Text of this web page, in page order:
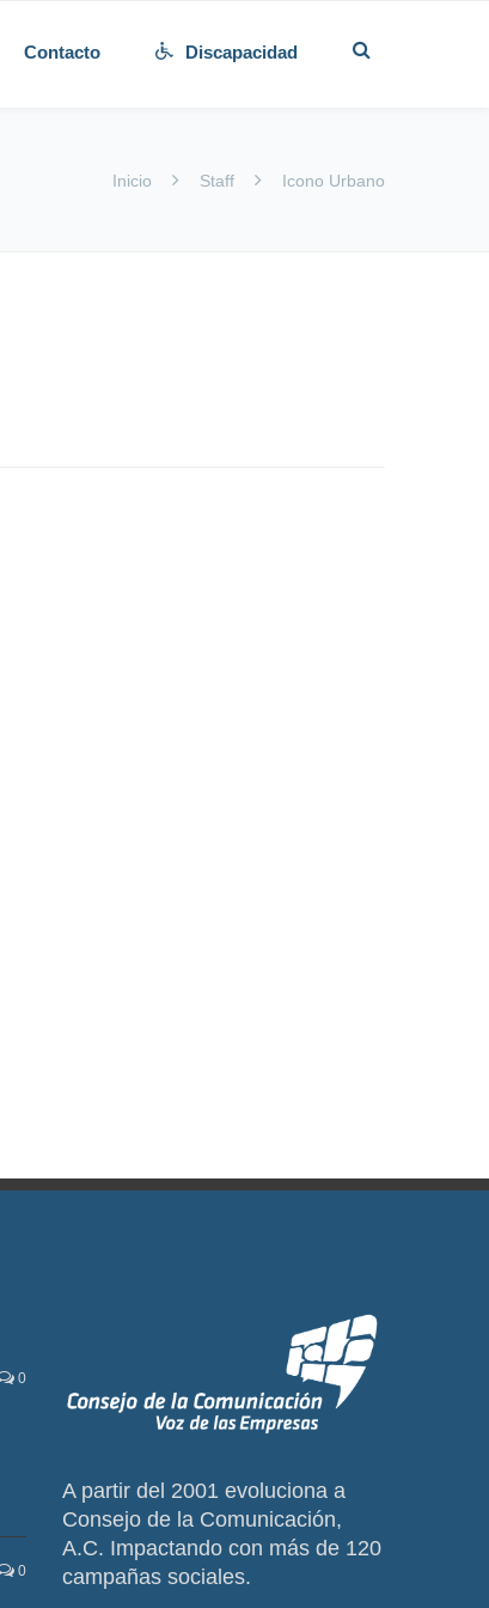
Contacto Discapacidad
Inicio Staff Icono Urbano
0
0
A partir del 2001 evoluciona a
Consejo de la Comunicación,
A.C. Impactando con más de 120
campañas sociales.